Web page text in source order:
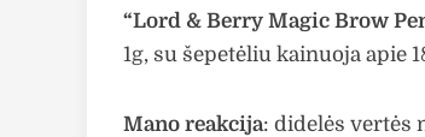
“Lord & Berry Magic Brow
1g, su šepetėliu kainuoja apie
Mano reakcija: didelės vertės